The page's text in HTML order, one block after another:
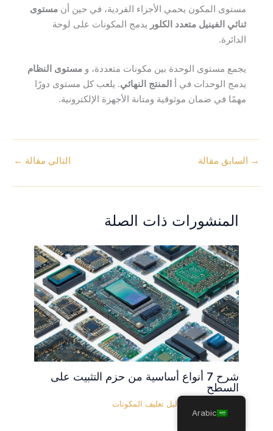
مستوى المكون يحمي الأجزاء الفردية، في حين أن مستوى
ثنائي الفينيل متعدد الكلور يدمج المكونات على لوحة
الدائرة.
يجمع مستوى الوحدة بين مكونات متعددة، و مستوى النظام
يدمج الوحدات في أ المنتج النهائي. يلعب كل مستوى دورًا
مهمًا في ضمان موثوقية ومتانة الأجهزة الإلكترونية.
→ السابق مقالة التالي مقالة ←
المنشورات ذات الصلة
شرح 7 أنواع أساسية من حزم التثبيت على
السطح
دليل تغليف المكونات
Arabic